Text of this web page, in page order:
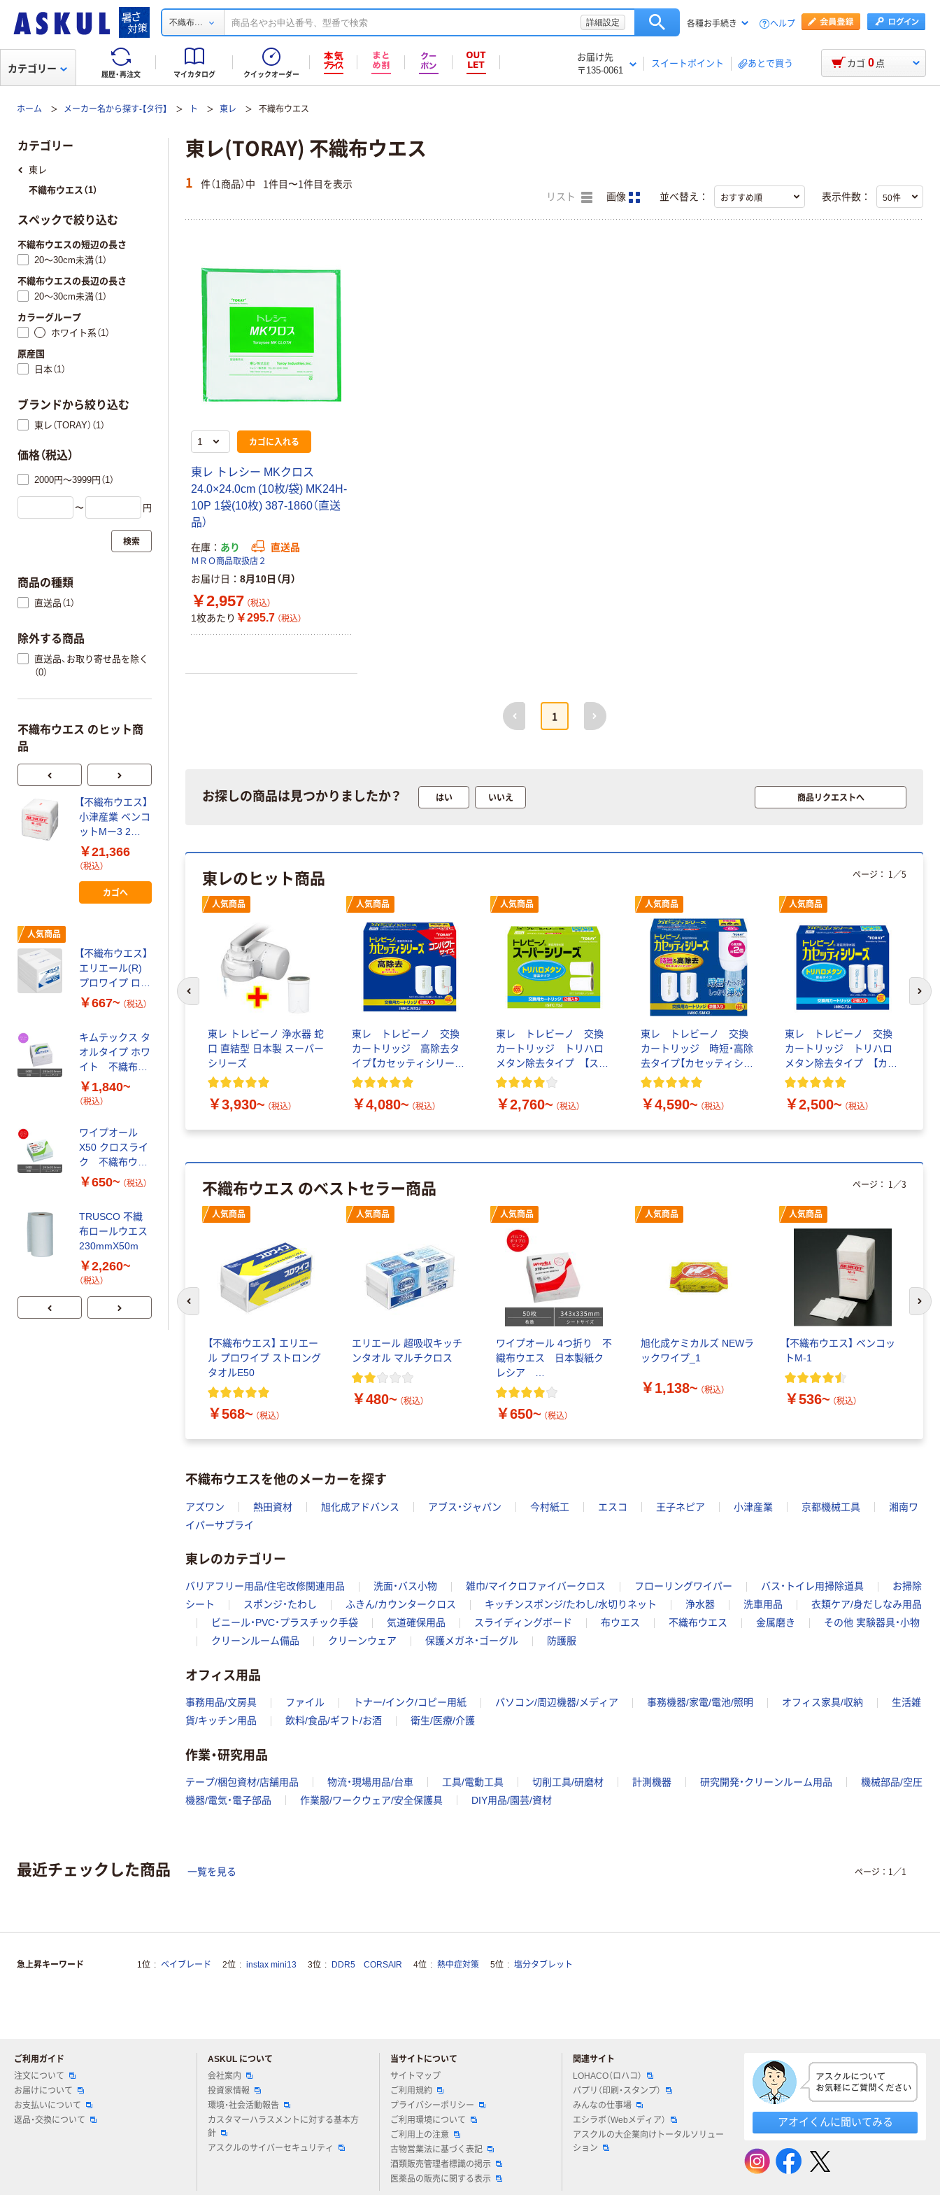
不織布... 詳細設定 各種お手続き ヘルプ
履歴・再注文 マイカタログ クイックオーダー
お届け先
〒135-0061
スイートポイント あとで買う
カテゴリー カゴ 0 点
ホーム メーカー名から探す-【タ行】 ト 東レ 不織布ウエス
東レ(TORAY) 不織布ウエス
1 件（1商品）中 1件目〜1件目を表示
リスト 画像 並べ替え： 表示件数：
カゴに入れる
東レ トレシー MKクロス
24.0×24.0cm (10枚/袋) MK24H-
10P 1袋(10枚) 387-1860（直送
品）
在庫 あり 直送品
ＭＲＯ商品取扱店２
お届け日 8月10日（月）
￥2,957 （税込）
1枚あたり ￥295.7 （税込）
前へ
1
次へ
お探しの商品は見つかりましたか？ はい いいえ 商品リクエストへ
東レのヒット商品
人気商品
東レ トレビーノ 浄水器 蛇
口 直結型 日本製 スーパー
シリーズ
￥3,930~ （税込）
人気商品
東レ トレビーノ 交換
カートリッジ 高除去タ
イプ【カセッティシリー
ズ】
￥4,080~ （税込）
人気商品
東レ トレビーノ 交換
カートリッジ トリハロ
メタン除去タイプ 【スー
パーシリーズ】
￥2,760~ （税込）
人気商品
東レ トレビーノ 交換
カートリッジ 時短・高除
去タイプ【カセッティシリ
ーズ】
￥4,590~ （税込）
人気商品
東レ トレビーノ 交換
カートリッジ トリハロ
メタン除去タイプ 【カセ
ッティシリーズ】
￥2,500~ （税込）
ページ： 1 ／5
前のスライドへ 次
不織布ウエス のベストセラー商品
人気商品
【不織布ウエス】 エリエー
ル プロワイプ ストロング
タオルE50
￥568~ （税込）
人気商品
エリエール 超吸収キッチ
ンタオル マルチクロス
￥480~ （税込）
人気商品
ワイプオール 4つ折り 不
織布ウエス 日本製紙ク
レシア
X50/X60/X70/X80
￥650~ （税込）
人気商品
旭化成ケミカルズ NEWラ
ックワイプ_1
￥1,138~ （税込）
人気商品
【不織布ウエス】 ベンコッ
トM-1
￥536~ （税込）
ページ： 1 ／3
前のスライドへ 次
不織布ウエスを他のメーカーを探す
アズワン 熱田資材 旭化成アドバンス アブス・ジャパン 今村紙工 エスコ 王子ネピア 小津産業 京都機械工具
湘南ワ
イパーサプライ
東レのカテゴリー
バリアフリー用品/住宅改修関連用品 洗面・バス小物 雑巾/マイクロファイバークロス フローリングワイパー バス・トイレ用掃除道具
お掃除
シート
スポンジ・たわし ふきん/カウンタークロス キッチンスポンジ/たわし/水切りネット 浄水器 洗車用品
衣類ケア/身だしなみ用品
ビニール・PVC・プラスチック手袋
気道確保用品 スライディングボード 布ウエス 不織布ウエス 金属磨き
その他 実験器具・小物
クリーンルーム備品
クリーンウェア 保護メガネ・ゴーグル 防護服
オフィス用品
事務用品/文房具 ファイル トナー/インク/コピー用紙 パソコン/周辺機器/メディア 事務機器/家電/電池/照明 オフィス家具/収納
生活雑
貨/キッチン用品
飲料/食品/ギフト/お酒 衛生/医療/介護
作業・研究用品
テープ/梱包資材/店舗用品 物流・現場用品/台車 工具/電動工具 切削工具/研磨材 計測機器 研究開発・クリーンルーム用品
機械部品/空圧
機器/電気・電子部品
作業服/ワークウェア/安全保護具 DIY用品/園芸/資材
カテゴリー
東レ
不織布ウエス（1）
スペックで絞り込む
不織布ウエスの短辺の長さ
20～30cm未満（1）
不織布ウエスの長辺の長さ
20～30cm未満（1）
カラーグループ
ホワイト系（1）
原産国
日本（1）
ブランドから絞り込む
東レ（TORAY）（1）
価格（税込）
2000円～3999円（1）
〜 円
検索
商品の種類
直送品（1）
除外する商品
直送品、お取り寄せ品を除く
（0）
不織布ウエス のヒット商
品
【不織布ウエス】
小津産業 ベンコ
ットMー3 2
087115 1ケース
（3000枚：100
￥21,366
（税込）
カゴへ
人気商品
【不織布ウエス】
エリエール(R)
プロワイプ ロー
リントクロス
￥667~ （税込）
キムテックス タ
オルタイプ ホワ
イト 不織布ウ
エス 日本製紙
クレシア
￥1,840~
（税込）
ワイプオール
X50 クロスライ
ク 不織布ウエ
ス 日本製紙ク
￥650~ （税込）
TRUSCO 不織
布ロールウエス
230mmX50m
￥2,260~
（税込）
キムテックス タ
￥1,600~
日本製紙クレシ
ア クレシア ワ
イプオール 6つ
折り
￥17,932~
（税込）
【不織布ウエス】
ベンコットAZ-8
￥1,513~
（税込）
ンシート（吸水
タイプ）
【不織布ウエス】
￥21,366
【不織布ウエス】
エリエール(R)
プロワイプ ロー
リントクロス
M100
￥667~ （税込）
キムテックス タ
オルタイプ ホワ
イト 不織布ウ
エス 日本製紙
￥1,840~
（税込）
ワイプオール
ク 不織布ウエ
レシア
￥650~ （税込）
TRUSCO 不織
230mmX50m
￥2,260~
（税込）
最近チェックした商品 一覧を見る ページ： 1 ／1
急上昇キーワード 1位 ベイブレード 2位 instax mini13 3位 DDR5 CORSAIR 4位 熱中症対策 5位 塩分タブレット
ご利用ガイド
注文について
お届けについて
お支払いについて
返品・交換について
ASKUL について
会社案内
投資家情報
環境・社会活動報告
カスタマーハラスメントに対する基本方
針
アスクルのサイバーセキュリティ
当サイトについて
サイトマップ
ご利用規約
プライバシーポリシー
ご利用環境について
ご利用上の注意
古物営業法に基づく表記
酒類販売管理者標識の掲示
医薬品の販売に関する表示
関連サイト
LOHACO（ロハコ）
パプリ（印刷・スタンプ）
みんなの仕事場
エシラボ（Webメディア）
アスクルの大企業向けトータルソリュー
ション
アオイくんに聞いてみる